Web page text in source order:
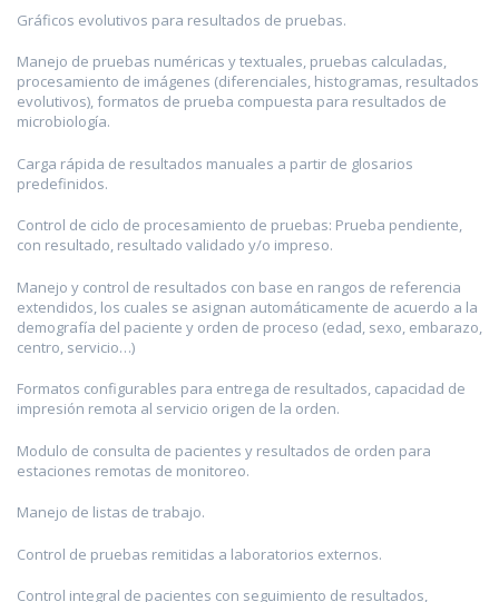
Gráficos evolutivos para resultados de pruebas.
Manejo de pruebas numéricas y textuales, pruebas calculadas,
procesamiento de imágenes (diferenciales, histogramas, resultados
evolutivos), formatos de prueba compuesta para resultados de
microbiología.
Carga rápida de resultados manuales a partir de glosarios
predefinidos.
Control de ciclo de procesamiento de pruebas: Prueba pendiente,
con resultado, resultado validado y/o impreso.
Manejo y control de resultados con base en rangos de referencia
extendidos, los cuales se asignan automáticamente de acuerdo a la
demografía del paciente y orden de proceso (edad, sexo, embarazo,
centro, servicio…)
Formatos configurables para entrega de resultados, capacidad de
impresión remota al servicio origen de la orden.
Modulo de consulta de pacientes y resultados de orden para
estaciones remotas de monitoreo.
Manejo de listas de trabajo.
Control de pruebas remitidas a laboratorios externos.
Control integral de pacientes con seguimiento de resultados,